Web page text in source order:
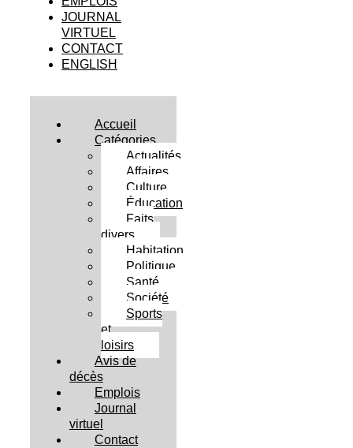
JOURNAL
VIRTUEL
CONTACT
ENGLISH
Accueil
Catégories
Actualités
Affaires
Culture
Éducation
Faits
divers
Habitation
Politique
Santé
Société
Sports
et
loisirs
Avis de
décès
Emplois
Journal
virtuel
Contact